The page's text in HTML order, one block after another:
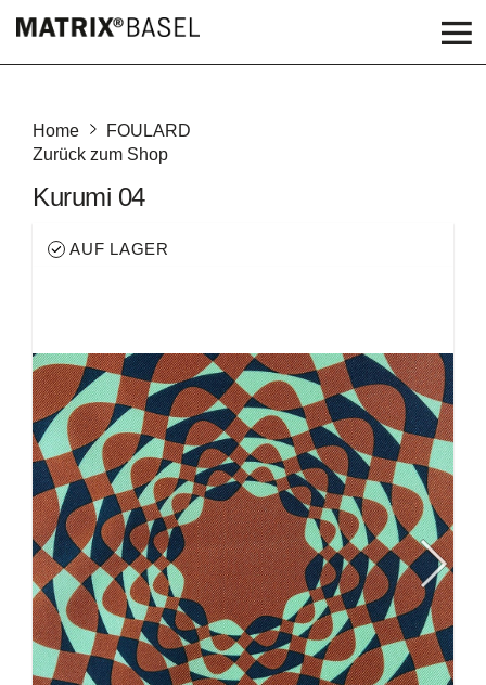
Home
FOULARD
Zurück zum Shop
Kurumi 04
AUF LAGER